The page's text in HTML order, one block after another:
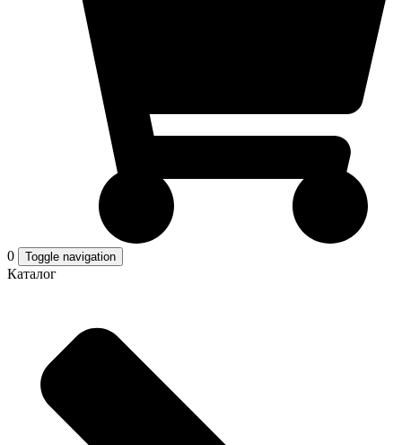
0 Toggle navigation
Каталог